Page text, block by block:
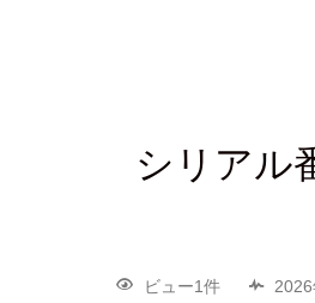
シリアル
ビュー1件